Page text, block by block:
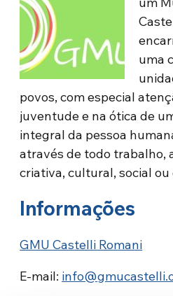
uma
povos, com especial
juventude e na ótica de
integral da pessoa
através de todo trabalho,
criativa, cultural, social ou
Informações
GMU Castelli Romani
E-mail: